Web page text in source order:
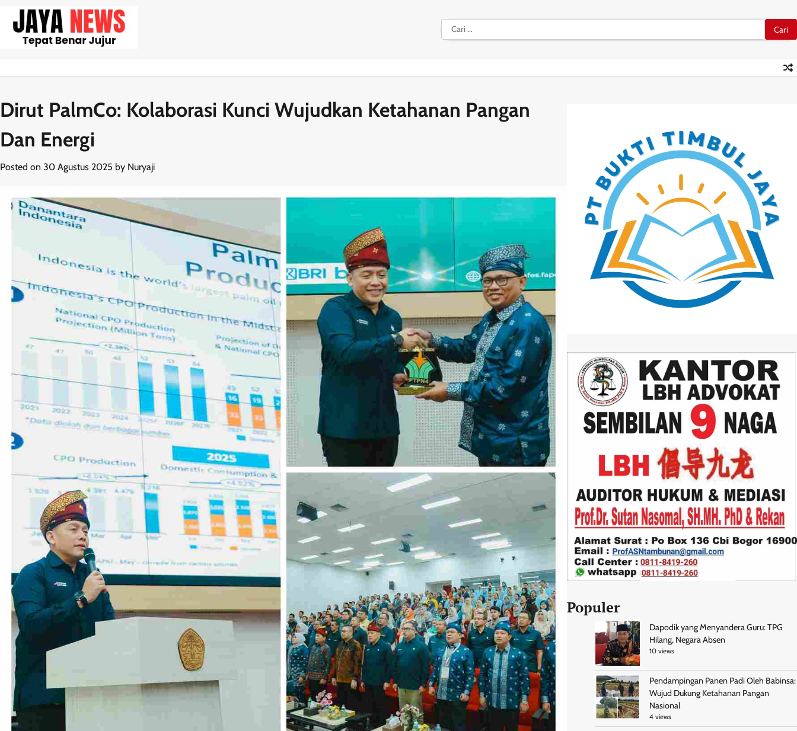
content
Cari
untuk:
Dirut PalmCo: Kolaborasi Kunci Wujudkan Ketahanan Pangan
Dan Energi
Posted on 30 Agustus 2025 by Nuryaji
Populer
Dapodik yang Menyandera Guru: TPG
Hilang, Negara Absen
10 views
Pendampingan Panen Padi Oleh Babinsa:
Wujud Dukung Ketahanan Pangan
Nasional
4 views